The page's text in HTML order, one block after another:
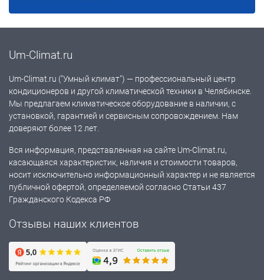
Um-Climat.ru
Um-Climat.ru ("Умный климат") — профессиональный центр
кондиционеров и другой климатической техники в Челябинске.
Мы предлагаем климатическое оборудование в наличии, с
установкой, гарантией и сервисным сопровождением. Нам
доверяют более 12 лет.
Вся информация, представленная на сайте Um-Climat.ru,
касающаяся характеристик, наличия и стоимости товаров,
носит исключительно информационный характер и не является
публичной офертой, определяемой согласно Статьи 437
Гражданского Кодекса РФ
Отзывы наших клиентов